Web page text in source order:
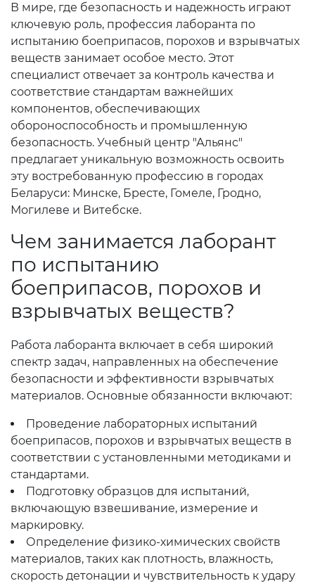
В мире, где безопасность и надежность играют
ключевую роль, профессия лаборанта по
испытанию боеприпасов, порохов и взрывчатых
веществ занимает особое место. Этот
специалист отвечает за контроль качества и
соответствие стандартам важнейших
компонентов, обеспечивающих
обороноспособность и промышленную
безопасность. Учебный центр "Альянс"
предлагает уникальную возможность освоить
эту востребованную профессию в городах
Беларуси: Минске, Бресте, Гомеле, Гродно,
Могилеве и Витебске.
Чем занимается лаборант
по испытанию
боеприпасов, порохов и
взрывчатых веществ?
Работа лаборанта включает в себя широкий
спектр задач, направленных на обеспечение
безопасности и эффективности взрывчатых
материалов. Основные обязанности включают:
Проведение лабораторных испытаний
боеприпасов, порохов и взрывчатых веществ в
соответствии с установленными методиками и
стандартами.
Подготовку образцов для испытаний,
включающую взвешивание, измерение и
маркировку.
Определение физико-химических свойств
материалов, таких как плотность, влажность,
скорость детонации и чувствительность к удару